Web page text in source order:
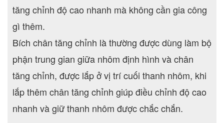
tăng chỉnh độ cao nhanh mà không cần gia công
gì thêm.
Bích chân tăng chỉnh là thường được dùng làm bộ
phận trung gian giữa nhôm định hình và chân
tăng chỉnh, được lắp ở vị trí cuối thanh nhôm, khi
lắp thêm chân tăng chỉnh giúp điều chỉnh độ cao
nhanh và giữ thanh nhôm được chắc chắn.